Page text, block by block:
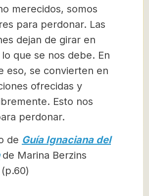
merecidos, somos
para perdonar. Las
dejan de girar en
que se nos debe. En
eso, se convierten en
ofrecidas y
Esto nos
perdonar.
de Guía Ignaciana del
de Marina Berzins